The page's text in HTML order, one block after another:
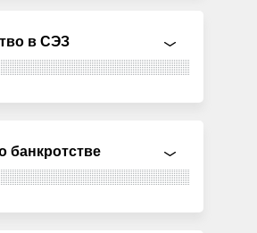
в СЭЗ
банкротстве